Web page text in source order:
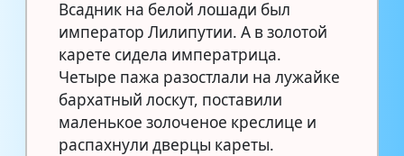
Всадник на белой лошади был
император Лилипутии. А в золотой
карете сидела императрица.
Четыре пажа разостлали на лужайке
бархатный лоскут, поставили
маленькое золоченое креслице и
распахнули дверцы кареты.